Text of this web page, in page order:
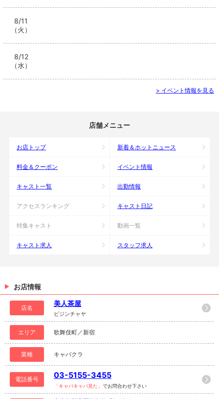
8/11
（火）
8/12
（水）
> イベント情報を見る
店舗メニュー
お店トップ 新着＆ホットニュース
料金＆クーポン イベント情報
キャスト一覧 出勤情報
アクセスランキング キャスト日記
特集キャスト 動画一覧
キャスト求人 スタッフ求人
お店情報
店名
美人茶屋
ビジンチャヤ
エリア 歌舞伎町／新宿
業種 キャバクラ
電話番号 03-5155-3455
「キャバキャバ見た」 でお問合わせ下さい